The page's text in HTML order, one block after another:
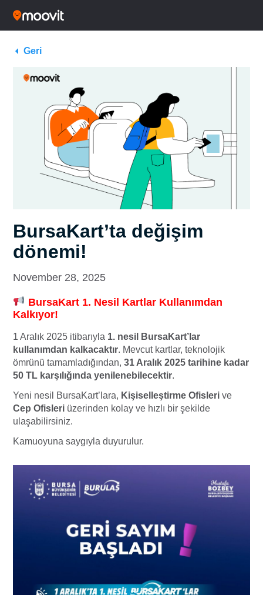
Geri
BursaKart’ta değişim
dönemi!
November 28, 2025
BursaKart 1. Nesil Kartlar Kullanımdan
Kalkıyor!
1 Aralık 2025 itibarıyla 1. nesil BursaKart’lar
kullanımdan kalkacaktır. Mevcut kartlar, teknolojik
ömrünü tamamladığından, 31 Aralık 2025 tarihine kadar
50 TL karşılığında yenilenebilecektir.
Yeni nesil BursaKart’lara, Kişiselleştirme Ofisleri ve
Cep Ofisleri üzerinden kolay ve hızlı bir şekilde
ulaşabilirsiniz.
Kamuoyuna saygıyla duyurulur.